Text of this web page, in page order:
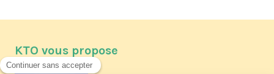
KTO vous propose